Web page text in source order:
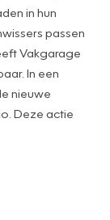
in hun
passen
Vakgarage
In een
nieuwe
Deze actie